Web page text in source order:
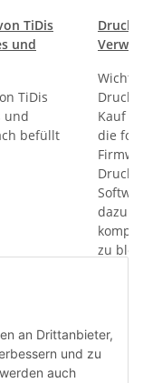
TiDis
und
TiDis
und
befüllt
Kauf
die
dazu
zu
„6-
an Drittanbieter,
und zu
auch